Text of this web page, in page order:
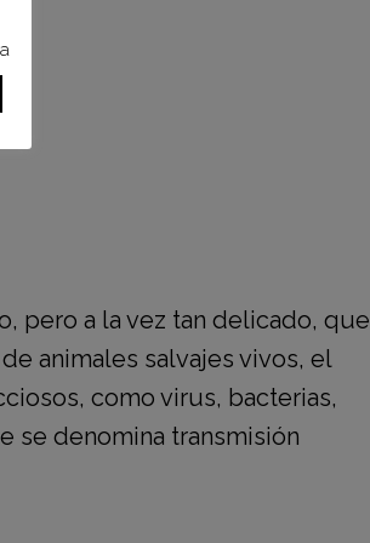
pero a la vez tan delicado, que
animales salvajes vivos, el
como virus, bacterias,
se denomina transmisión